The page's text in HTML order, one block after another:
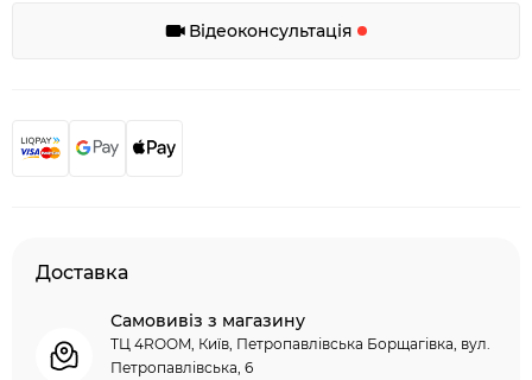
Відеоконсультація
Доставка
Самовивіз з магазину
ТЦ 4ROOM, Київ, Петропавлівська Борщагівка, вул.
Петропавлівська, 6